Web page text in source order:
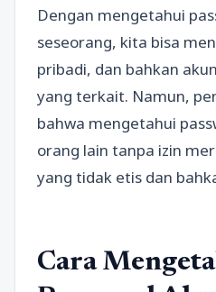
Dengan mengetahui
seseorang, kita bisa
pribadi, dan bahkan
yang terkait. Namun,
bahwa mengetahui
orang lain tanpa izin
yang tidak etis dan
Cara